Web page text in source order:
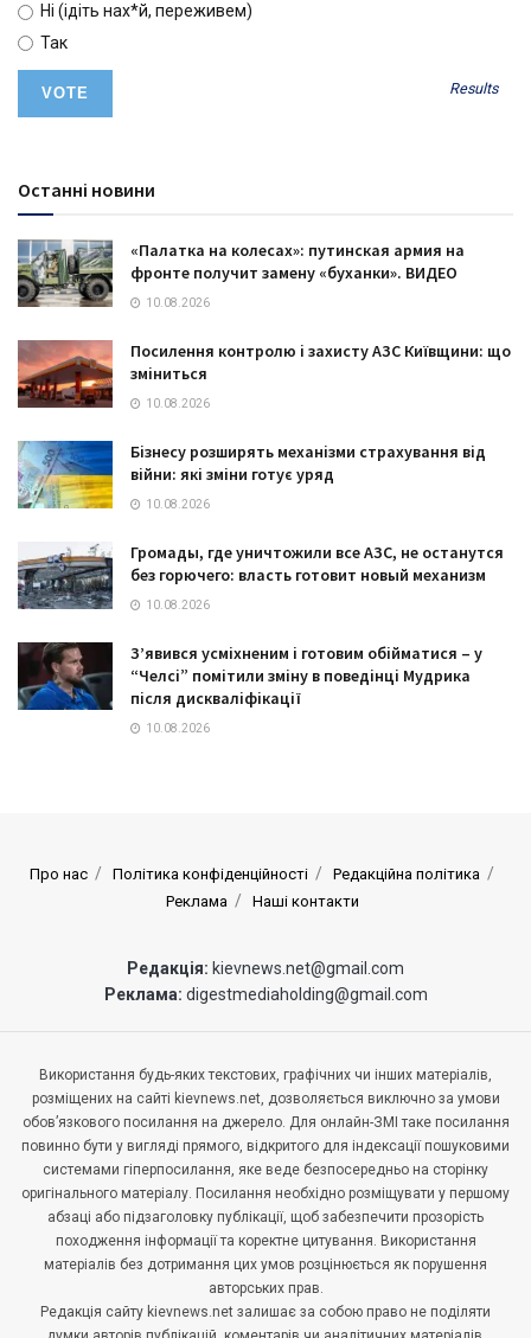
Ні (ідіть нах*й, переживем)
Так
Results
Останні новини
«Палатка на колесах»: путинская армия на
фронте получит замену «буханки». ВИДЕО
10.08.2026
Посилення контролю і захисту АЗС Київщини: що
зміниться
10.08.2026
Бізнесу розширять механізми страхування від
війни: які зміни готує уряд
10.08.2026
Громады, где уничтожили все АЗС, не останутся
без горючего: власть готовит новый механизм
10.08.2026
З’явився усміхненим і готовим обійматися – у
“Челсі” помітили зміну в поведінці Мудрика
після дискваліфікації
10.08.2026
Про нас Політика конфіденційності
Редакційна політика
Реклама
Наші контакти
Редакція: kievnews.net@gmail.com
Реклама: digestmediaholding@gmail.com
Використання будь-яких текстових, графічних чи інших матеріалів,
розміщених на сайті kievnews.net, дозволяється виключно за умови
обов’язкового посилання на джерело. Для онлайн-ЗМІ таке посилання
повинно бути у вигляді прямого, відкритого для індексації пошуковими
системами гіперпосилання, яке веде безпосередньо на сторінку
оригінального матеріалу. Посилання необхідно розміщувати у першому
абзаці або підзаголовку публікації, щоб забезпечити прозорість
походження інформації та коректне цитування. Використання
матеріалів без дотримання цих умов розцінюється як порушення
авторських прав.
Редакція сайту kievnews.net залишає за собою право не поділяти